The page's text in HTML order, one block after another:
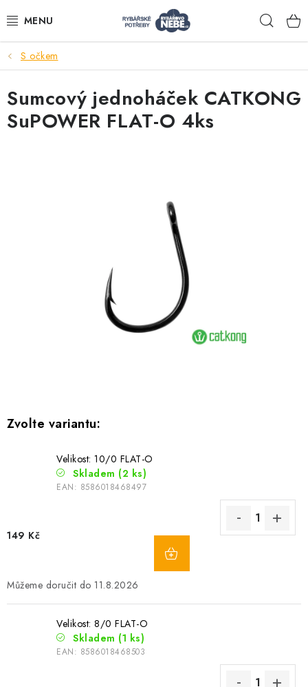
na
Akce
Navijáky
Lov s lodí
S očkem
Velikost: 10/0 FLAT-O
Skladem (2 ks)
EAN: 8586018468497
149 Kč
11.8.2026
Velikost: 8/0 FLAT-O
Skladem (1 ks)
EAN: 8586018468503
Sumcový jednoháček CATKONG
SuPOWER FLAT-O 4ks